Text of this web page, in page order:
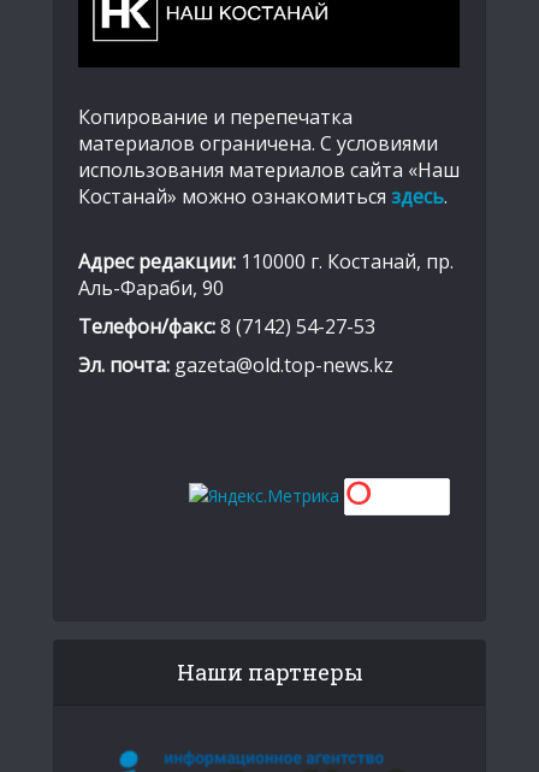
Копирование и перепечатка
материалов ограничена. С условиями
использования материалов сайта «Наш
Костанай» можно ознакомиться здесь.
Адрес редакции: 110000 г. Костанай, пр.
Аль-Фараби, 90
Телефон/факс:8 (7142) 54-27-53
Эл. почта: gazeta@old.top-news.kz
Наши партнеры